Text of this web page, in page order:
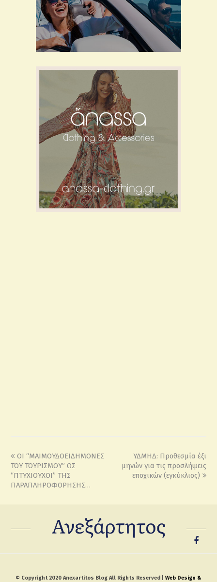
ΟΙ “ΜΑΙΜΟΥΔΟΕΙΔΗΜΟΝΕΣ
ΤΟΥ ΤΟΥΡΙΣΜΟΥ” ΩΣ
“ΠΤΥΧΙΟΥΧΟΙ” ΤΗΣ
ΠΑΡΑΠΛΗΡΟΦΟΡΗΣΗΣ…
ΥΔΜΗΔ: Προθεσμία έξι
μηνών για τις προσλήψεις
εποχικών (εγκύκλιος)
© Copyright 2020 Anexartitos Blog All Rights Reserved | Web Design &